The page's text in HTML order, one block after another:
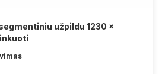
užpildu 1230 x